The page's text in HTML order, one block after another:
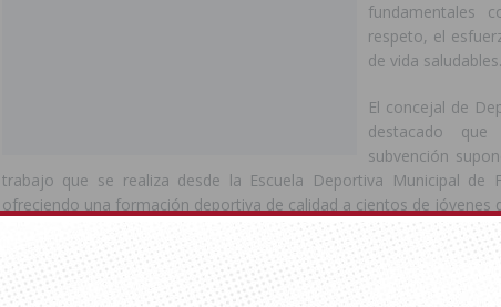
fundamentales
respeto, el
de vida saludables.
El concejal de
destacado
subvención
trabajo que se realiza desde la Escuela Deportiva Municipal de
ofreciendo una formación deportiva de calidad a cientos de jóvenes
Sigüenza ha señalado que la escuela “se ha consolidado como
base en Orihuela, no solo por el elevado número de
educativa y social que desarrolla a través del deporte”. En este